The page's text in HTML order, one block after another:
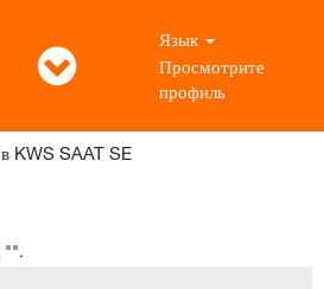
Язык
Просмотрите
профиль
в KWS SAAT SE(текущая
"".